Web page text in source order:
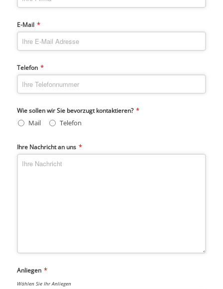
E-Mail *
Telefon *
Wie sollen wir Sie bevorzugt kontaktieren? *
Mail
Telefon
Ihre Nachricht an uns *
Anliegen *
Wählen Sie Ihr Anliegen